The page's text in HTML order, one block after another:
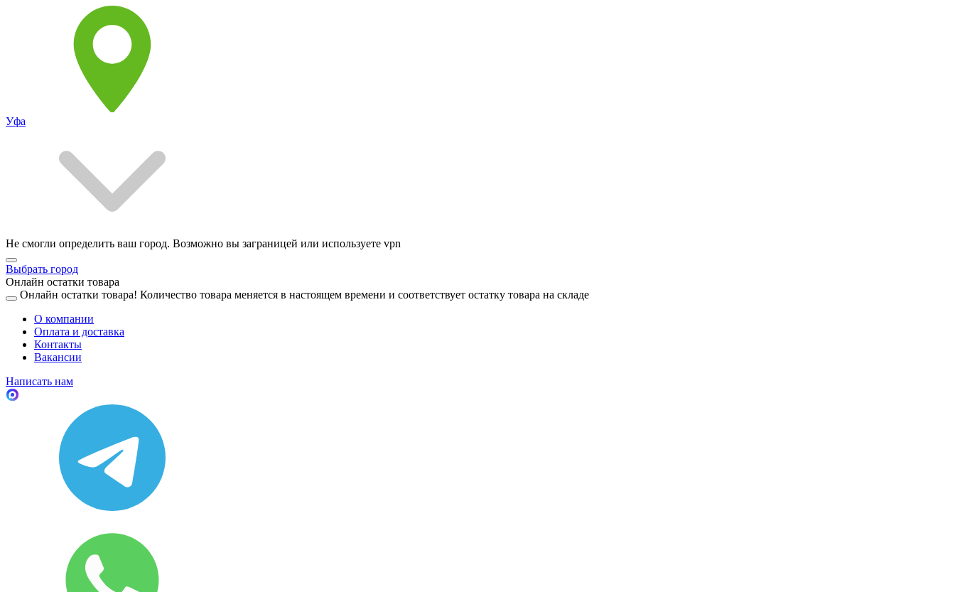
Уфа
Не смогли определить ваш город. Возможно вы заграницей или используете vpn
Выбрать город
Онлайн остатки товара
Онлайн остатки товара! Количество товара меняется в настоящем времени и соответствует остатку товара на складе
О компании
Оплата и доставка
Контакты
Вакансии
Написать нам